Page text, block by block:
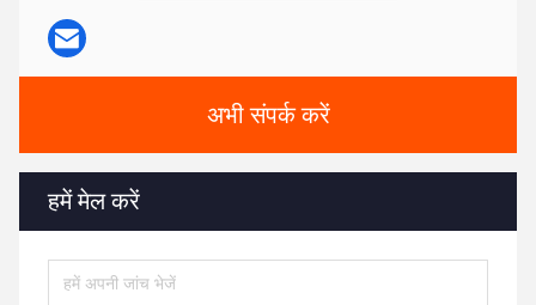
अभी संपर्क करें
हमें मेल करें